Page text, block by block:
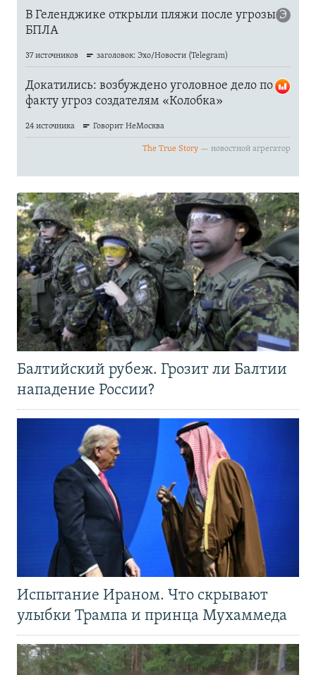
Балтийский рубеж. Грозит ли Балтии
нападение России?
Испытание Ираном. Что скрывают
улыбки Трампа и принца Мухаммеда